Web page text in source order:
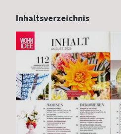
Inhaltsverzeichnis